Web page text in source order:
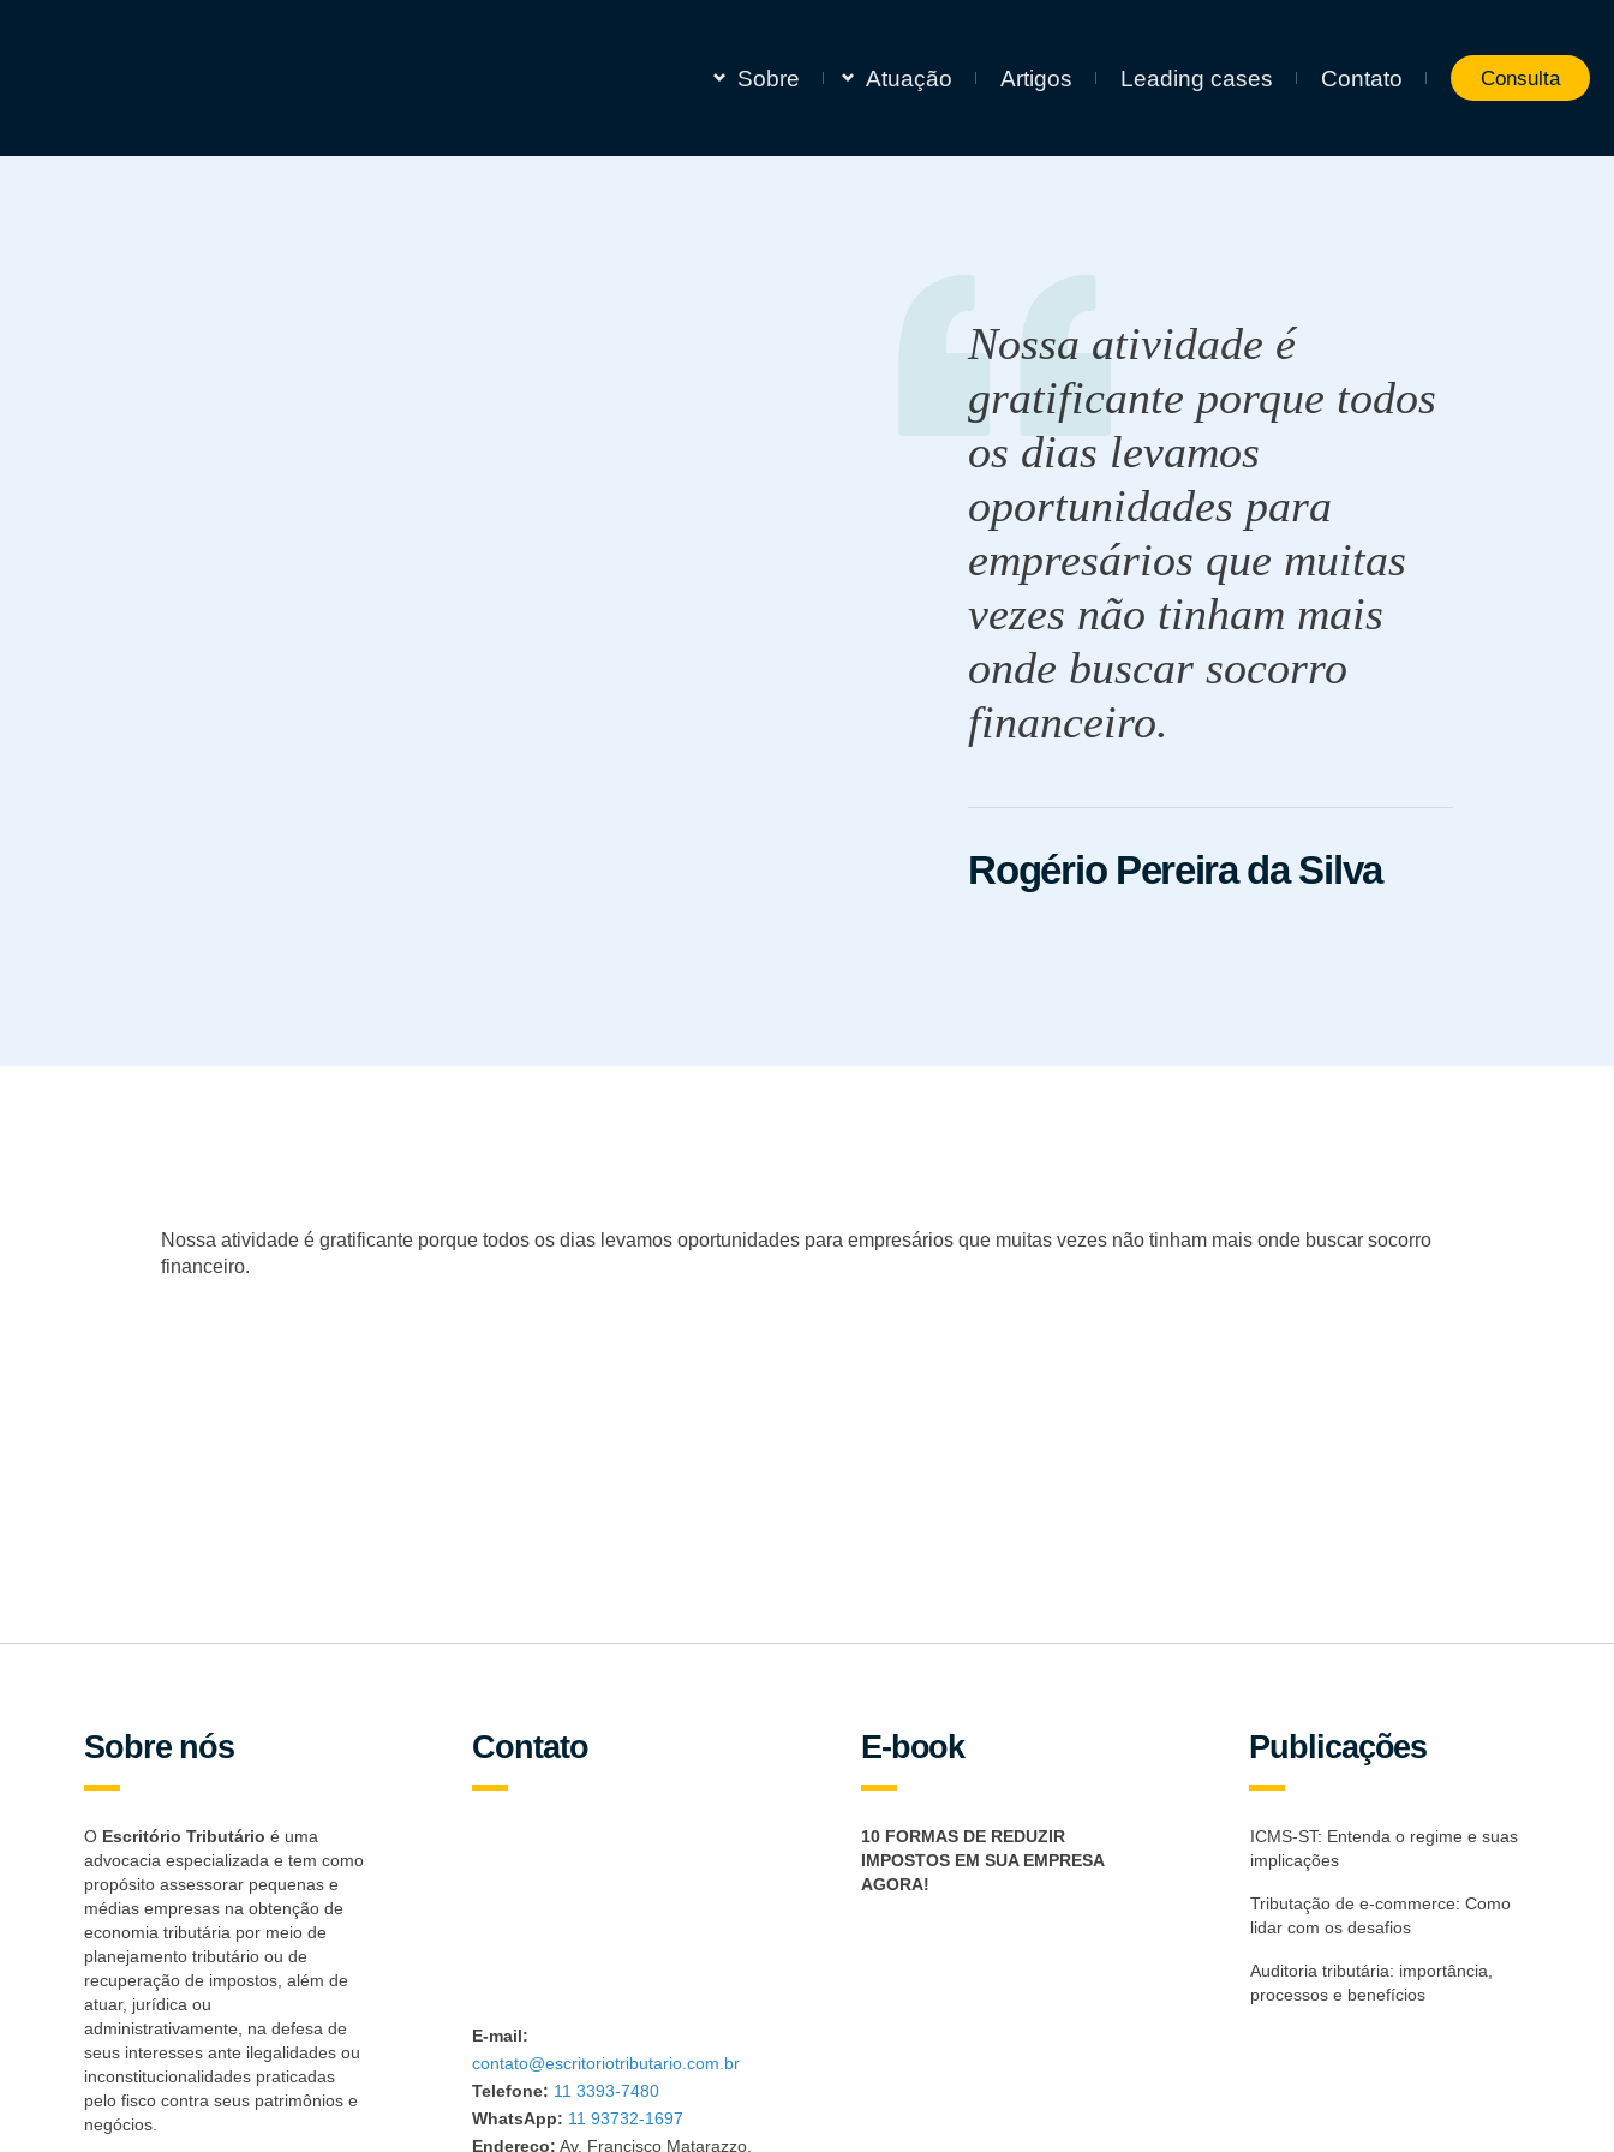
Sobre Atuação Artigos Leading cases Contato Consulta
Nossa atividade é
gratificante porque todos
os dias levamos
oportunidades para
empresários que muitas
vezes não tinham mais
onde buscar socorro
financeiro.
Rogério Pereira da Silva
Nossa atividade é gratificante porque todos os dias levamos oportunidades para empresários que muitas vezes não tinham mais onde buscar socorro
financeiro.
Sobre nós
O Escritório Tributário é uma
advocacia especializada e tem como
propósito assessorar pequenas e
médias empresas na obtenção de
economia tributária por meio de
planejamento tributário ou de
recuperação de impostos, além de
atuar, jurídica ou
administrativamente, na defesa de
seus interesses ante ilegalidades ou
inconstitucionalidades praticadas
pelo fisco contra seus patrimônios e
negócios.
Contato
E-mail:
contato@escritoriotributario.com.br
Telefone: 11 3393-7480
WhatsApp: 11 93732-1697
Endereço: Av. Francisco Matarazzo,
E-book
10 FORMAS DE REDUZIR
IMPOSTOS EM SUA EMPRESA
AGORA!
Publicações
ICMS-ST: Entenda o regime e suas
implicações
Tributação de e-commerce: Como
lidar com os desafios
Auditoria tributária: importância,
processos e benefícios